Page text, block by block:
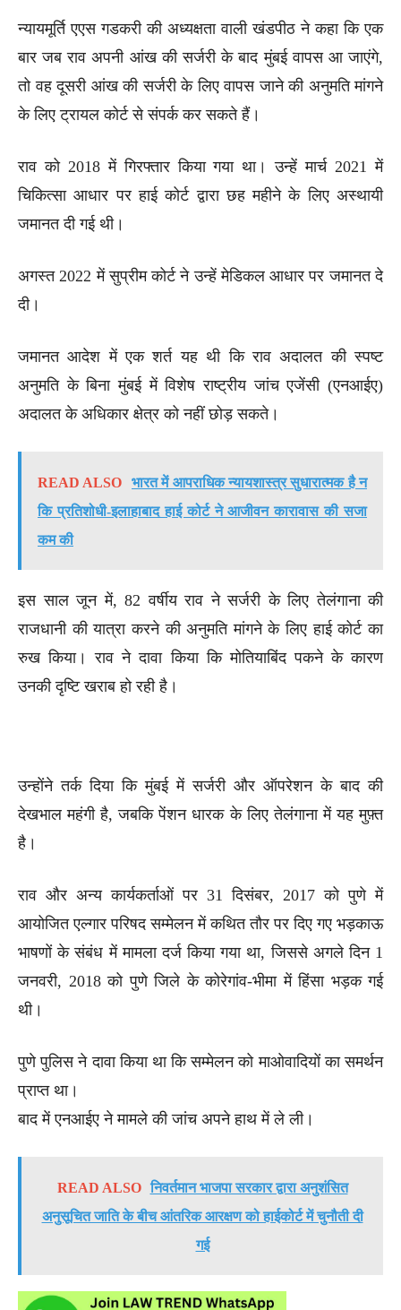
न्यायमूर्ति एएस गडकरी की अध्यक्षता वाली खंडपीठ ने कहा कि एक
बार जब राव अपनी आंख की सर्जरी के बाद मुंबई वापस आ जाएंगे,
तो वह दूसरी आंख की सर्जरी के लिए वापस जाने की अनुमति मांगने
के लिए ट्रायल कोर्ट से संपर्क कर सकते हैं।
राव को 2018 में गिरफ्तार किया गया था। उन्हें मार्च 2021 में
चिकित्सा आधार पर हाई कोर्ट द्वारा छह महीने के लिए अस्थायी
जमानत दी गई थी।
अगस्त 2022 में सुप्रीम कोर्ट ने उन्हें मेडिकल आधार पर जमानत दे
दी।
जमानत आदेश में एक शर्त यह थी कि राव अदालत की स्पष्ट
अनुमति के बिना मुंबई में विशेष राष्ट्रीय जांच एजेंसी (एनआईए)
अदालत के अधिकार क्षेत्र को नहीं छोड़ सकते।
READ ALSO
भारत में आपराधिक न्यायशास्त्र सुधारात्मक है न
कि प्रतिशोधी-इलाहाबाद हाई कोर्ट ने आजीवन कारावास की सजा
कम की
इस साल जून में, 82 वर्षीय राव ने सर्जरी के लिए तेलंगाना की
राजधानी की यात्रा करने की अनुमति मांगने के लिए हाई कोर्ट का
रुख किया। राव ने दावा किया कि मोतियाबिंद पकने के कारण
उनकी दृष्टि खराब हो रही है।
उन्होंने तर्क दिया कि मुंबई में सर्जरी और ऑपरेशन के बाद की
देखभाल महंगी है, जबकि पेंशन धारक के लिए तेलंगाना में यह मुफ़्त
है।
राव और अन्य कार्यकर्ताओं पर 31 दिसंबर, 2017 को पुणे में
आयोजित एल्गार परिषद सम्मेलन में कथित तौर पर दिए गए भड़काऊ
भाषणों के संबंध में मामला दर्ज किया गया था, जिससे अगले दिन 1
जनवरी, 2018 को पुणे जिले के कोरेगांव-भीमा में हिंसा भड़क गई
थी।
पुणे पुलिस ने दावा किया था कि सम्मेलन को माओवादियों का समर्थन
प्राप्त था।
बाद में एनआईए ने मामले की जांच अपने हाथ में ले ली।
READ ALSO निवर्तमान भाजपा सरकार द्वारा अनुशंसित
अनुसूचित जाति के बीच आंतरिक आरक्षण को हाईकोर्ट में चुनौती दी
गई